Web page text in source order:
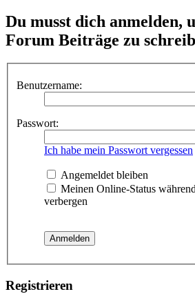
Du musst dich anmelden,
Forum Beiträge zu
Benutzername:
Passwort:
Ich habe mein Passwort vergessen
Angemeldet bleiben
Meinen Online-Status
verbergen
Registrieren